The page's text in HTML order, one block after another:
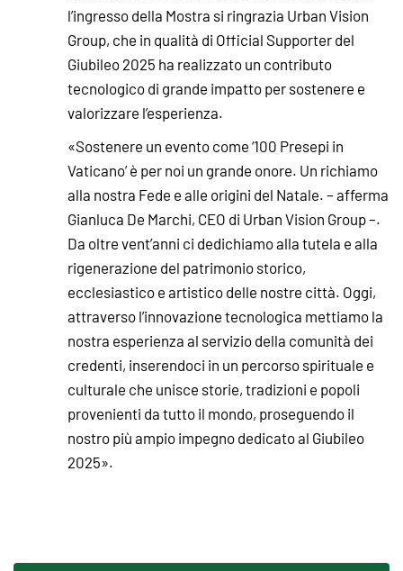
l’ingresso della Mostra si ringrazia Urban Vision
Group, che in qualità di Official Supporter del
Giubileo 2025 ha realizzato un contributo
tecnologico di grande impatto per sostenere e
valorizzare l’esperienza.
«Sostenere un evento come ‘100 Presepi in
Vaticano’ è per noi un grande onore. Un richiamo
alla nostra Fede e alle origini del Natale. – afferma
Gianluca De Marchi, CEO di Urban Vision Group –.
Da oltre vent’anni ci dedichiamo alla tutela e alla
rigenerazione del patrimonio storico,
ecclesiastico e artistico delle nostre città. Oggi,
attraverso l’innovazione tecnologica mettiamo la
nostra esperienza al servizio della comunità dei
credenti, inserendoci in un percorso spirituale e
culturale che unisce storie, tradizioni e popoli
provenienti da tutto il mondo, proseguendo il
nostro più ampio impegno dedicato al Giubileo
2025».